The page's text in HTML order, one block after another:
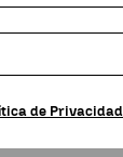
de Privacidad